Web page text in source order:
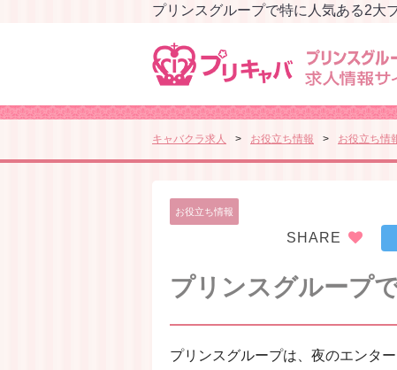
プリンスグループで特に人気ある2大
キャバクラ求人 お役立ち情報 お役立ち情
お役立ち情報
SHARE
プリンスグループ
プリンスグループは、夜のエンタ